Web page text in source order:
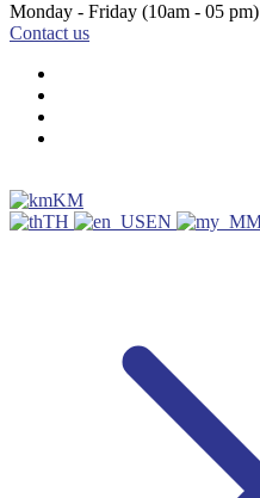
Monday - Friday (10am - 05 pm)
Contact us
KM
TH
EN